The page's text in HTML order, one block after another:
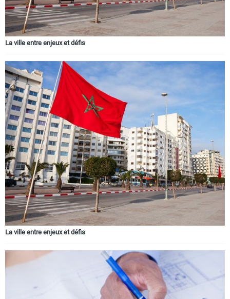
La ville entre enjeux et défis
La ville entre enjeux et défis